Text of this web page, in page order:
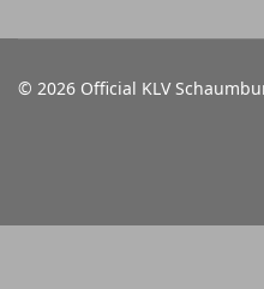
© 2026 Official KLV